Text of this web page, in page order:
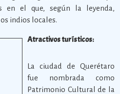
en el que, según la leyenda,
indios locales.
Atractivos turísticos:
La ciudad de Querétaro
fue nombrada como
Patrimonio Cultural de la